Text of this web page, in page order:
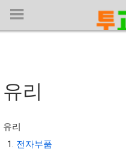
대문
회사명 :
유리
유리
전자부품